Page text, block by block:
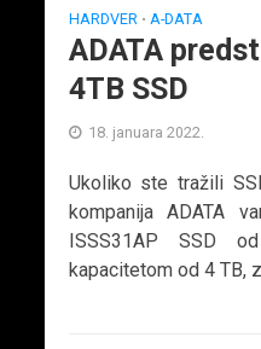
HARDVER • A-DATA
ADATA
4TB SSD
18. januara 2022.
Ukoliko ste tražili
kompanija ADATA
ISSS31AP SSD
kapacitetom od 4 TB,